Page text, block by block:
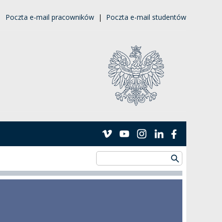
Poczta e-mail pracowników | Poczta e-mail studentów